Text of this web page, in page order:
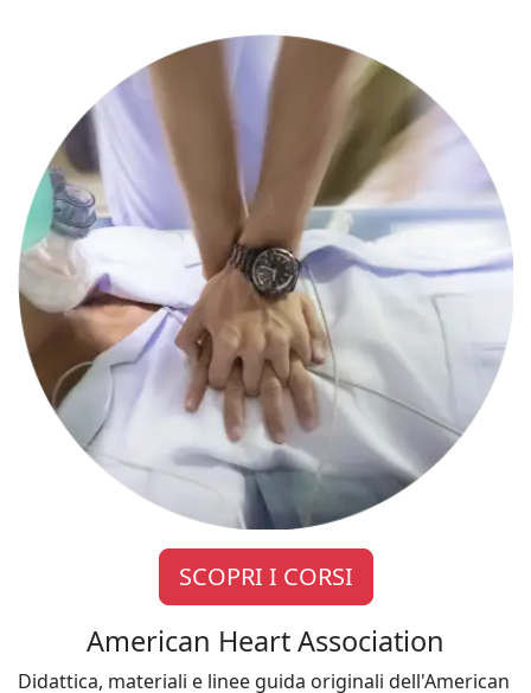
SCOPRI I CORSI
American Heart Association
Didattica, materiali e linee guida originali dell'American